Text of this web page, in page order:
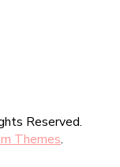
Reserved.
Themes.